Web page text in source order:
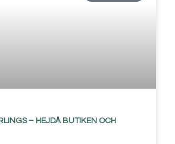
– HEJDÅ BUTIKEN OCH